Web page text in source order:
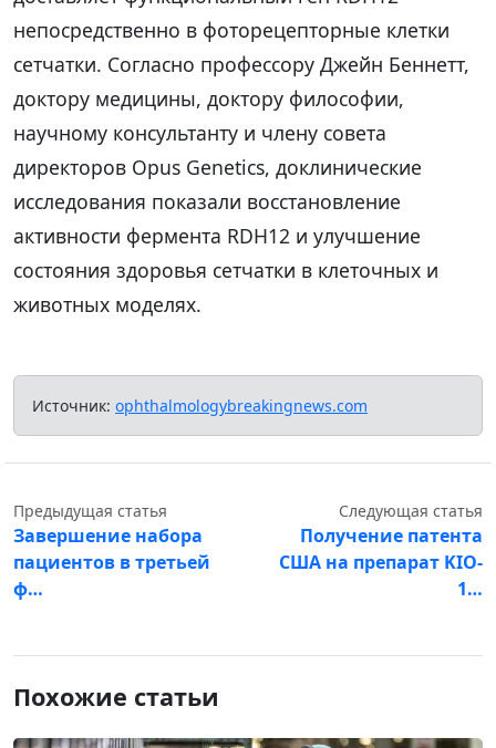
непосредственно в фоторецепторные клетки
сетчатки. Согласно профессору Джейн Беннетт,
доктору медицины, доктору философии,
научному консультанту и члену совета
директоров Opus Genetics, доклинические
исследования показали восстановление
активности фермента RDH12 и улучшение
состояния здоровья сетчатки в клеточных и
животных моделях.
Источник: ophthalmologybreakingnews.com
Предыдущая статья
Завершение набора
пациентов в третьей
ф…
Следующая статья
Получение патента
США на препарат KIO-
1…
Похожие статьи